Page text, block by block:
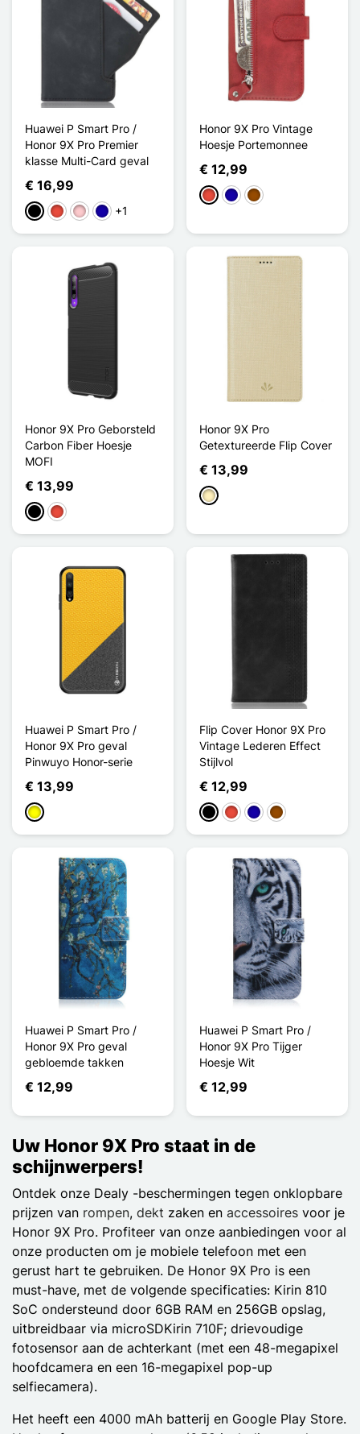
Huawei P Smart Pro /
Honor 9X Pro Premier
klasse Multi-Card geval
€ 16,99
ZwartRoodRozeDonkerblauw
+1
Honor 9X Pro Vintage
Hoesje Portemonnee
€ 12,99
RoodDonkerblauw
Bruin
Honor 9X Pro Geborsteld
Carbon Fiber Hoesje
MOFI
€ 13,99
ZwartRood
Honor 9X Pro
Getextureerde Flip Cover
€ 13,99
Golden
Huawei P Smart Pro /
Honor 9X Pro geval
Pinwuyo Honor-serie
€ 13,99
Geel
Flip Cover Honor 9X Pro
Vintage Lederen Effect
Stijlvol
€ 12,99
ZwartRoodDonkerblauw
Bruin
Huawei P Smart Pro /
Honor 9X Pro geval
gebloemde takken
€ 12,99
Huawei P Smart Pro /
Honor 9X Pro Tijger
Hoesje Wit
€ 12,99
Uw Honor 9X Pro staat in de
schijnwerpers!
Ontdek onze Dealy -beschermingen tegen onklopbare
prijzen van rompen, dekt zaken en accessoires voor je
Honor 9X Pro. Profiteer van onze aanbiedingen voor al
onze producten om je mobiele telefoon met een
gerust hart te gebruiken. De Honor 9X Pro is een
must-have, met de volgende specificaties: Kirin 810
SoC ondersteund door 6GB RAM en 256GB opslag,
uitbreidbaar via microSDKirin 710F; drievoudige
fotosensor aan de achterkant (met een 48-megapixel
hoofdcamera en een 16-megapixel pop-up
selfiecamera).
Het heeft een 4000 mAh batterij en Google Play Store.